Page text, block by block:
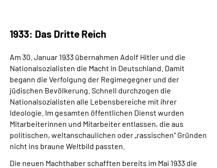
1933: Das Dritte Reich
Am 30. Januar 1933 übernahmen Adolf Hitler und die
Nationalsozialisten die Macht in Deutschland. Damit
begann die Verfolgung der Regimegegner und der
jüdischen Bevölkerung. Schnell durchzogen die
Nationalsozialisten alle Lebensbereiche mit ihrer
Ideologie. Im gesamten öffentlichen Dienst wurden
Mitarbeiterinnen und Mitarbeiter entlassen, die aus
politischen, weltanschaulichen oder „rassischen“ Gründen
nicht ins braune Weltbild passten.
Die neuen Machthaber schafften bereits im Mai 1933 die